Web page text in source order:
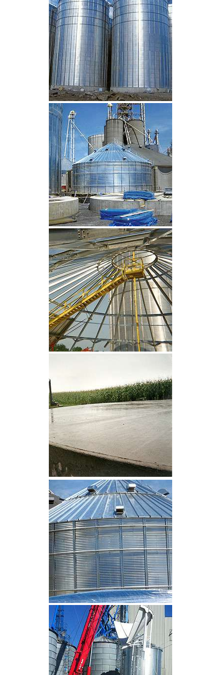
CLIQUEZ POUR AGRANDIR
CLIQUEZ POUR AGRANDIR
CLIQUEZ POUR AGRANDIR
CLIQUEZ POUR AGRANDIR
CLIQUEZ POUR AGRANDIR